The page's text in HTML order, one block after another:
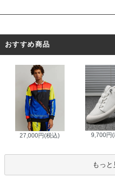
おすすめ商品
27,000円(税込) 9,700円
もっと